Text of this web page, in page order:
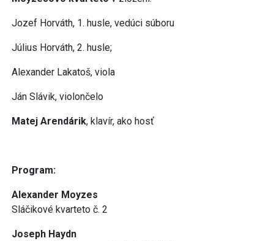
Jozef Horváth, 1. husle, vedúci súboru
Július Horváth, 2. husle;
Alexander Lakatoš, viola
Ján Slávik, violončelo
Matej Arendárik, klavír, ako hosť
Program:
Alexander Moyzes
Sláčikové kvarteto č. 2
Joseph Haydn